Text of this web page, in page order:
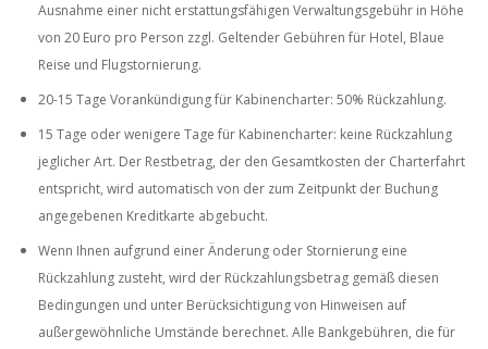
Ausnahme einer nicht erstattungsfähigen Verwaltungsgebühr in Höhe
von 20 Euro pro Person zzgl. Geltender Gebühren für Hotel, Blaue
Reise und Flugstornierung.
20-15 Tage Vorankündigung für Kabinencharter: 50% Rückzahlung.
15 Tage oder wenigere Tage für Kabinencharter: keine Rückzahlung
jeglicher Art. Der Restbetrag, der den Gesamtkosten der Charterfahrt
entspricht, wird automatisch von der zum Zeitpunkt der Buchung
angegebenen Kreditkarte abgebucht.
Wenn Ihnen aufgrund einer Änderung oder Stornierung eine
Rückzahlung zusteht, wird der Rückzahlungsbetrag gemäß diesen
Bedingungen und unter Berücksichtigung von Hinweisen auf
außergewöhnliche Umstände berechnet. Alle Bankgebühren, die für